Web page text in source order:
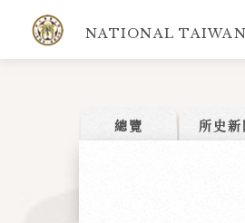
NATIONAL
總覽 所史新